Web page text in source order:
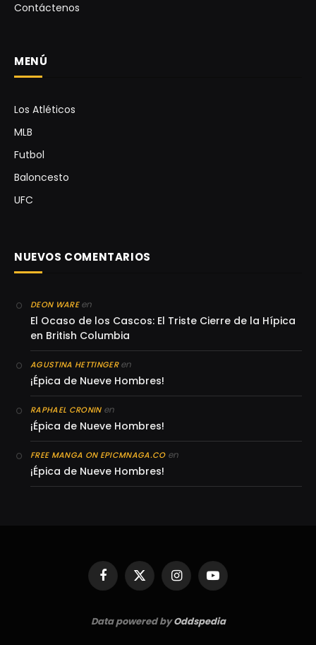
Contáctenos
MENÚ
Los Atléticos
MLB
Futbol
Baloncesto
UFC
NUEVOS COMENTARIOS
DEON WAREen
El Ocaso de los Cascos: El Triste Cierre de la Hípica
en British Columbia
AGUSTINA HETTINGERen
¡Épica de Nueve Hombres!
RAPHAEL CRONINen
¡Épica de Nueve Hombres!
FREE MANGA ON EPICMNAGA.COen
¡Épica de Nueve Hombres!
Facebook
X
(Twitter)
InstagramYouTube
Data powered byOddspedia